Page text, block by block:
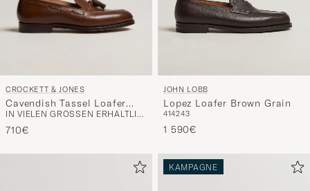
CROCKETT & JONES
Cavendish Tassel Loafer
Dark Brown Calf
IN VIELEN GRÖSSEN ERHÄLTLICH
710€
JOHN LOBB
Lopez Loafer Brown Grain
414243
1 590€
KAMPAGNE